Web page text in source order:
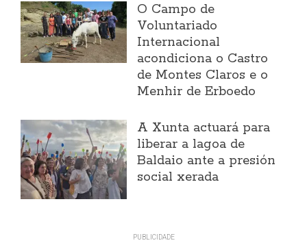
O Campo de
Voluntariado
Internacional
acondiciona o Castro
de Montes Claros e o
Menhir de Erboedo
A Xunta actuará para
liberar a lagoa de
Baldaio ante a presión
social xerada